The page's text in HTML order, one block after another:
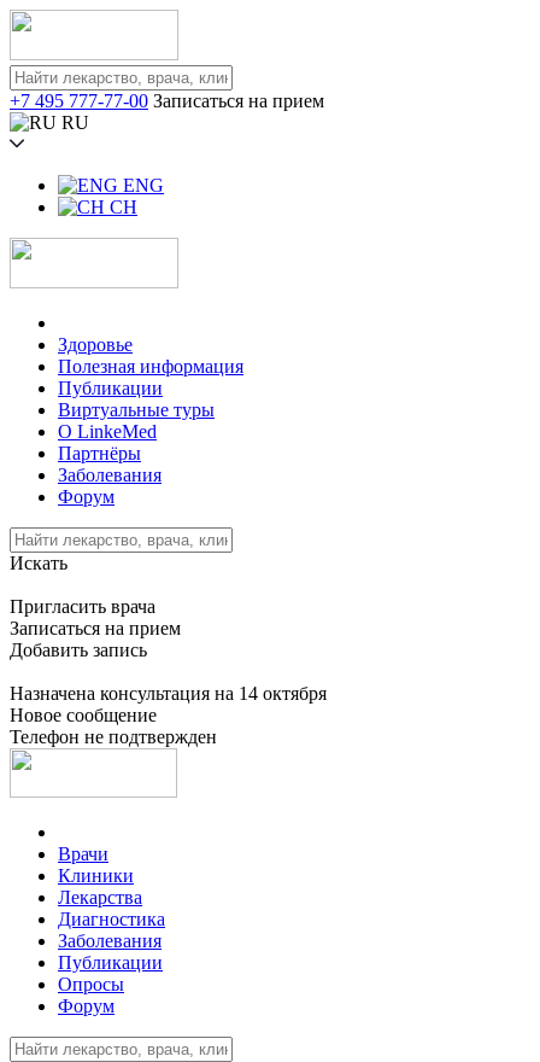
+7 495 777-77-00 Записаться на прием
RU
ENG
CH
Здоровье
Полезная информация
Публикации
Виртуальные туры
О LinkeMed
Партнёры
Заболевания
Форум
Искать
Пригласить врача
Записаться на прием
Добавить запись
Назначена консультация на 14 октября
Новое сообщение
Телефон не подтвержден
Врачи
Клиники
Лекарства
Диагностика
Заболевания
Публикации
Опросы
Форум